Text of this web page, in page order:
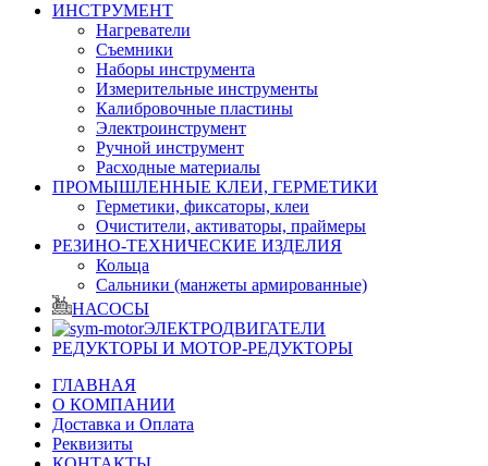
ИНСТРУМЕНТ
Нагреватели
Съемники
Наборы инструмента
Измерительные инструменты
Калибровочные пластины
Электроинструмент
Ручной инструмент
Расходные материалы
ПРОМЫШЛЕННЫЕ КЛЕИ, ГЕРМЕТИКИ
Герметики, фиксаторы, клеи
Очистители, активаторы, праймеры
РЕЗИНО-ТЕХНИЧЕСКИЕ ИЗДЕЛИЯ
Кольца
Сальники (манжеты армированные)
НАСОСЫ
ЭЛЕКТРОДВИГАТЕЛИ
РЕДУКТОРЫ И МОТОР-РЕДУКТОРЫ
ГЛАВНАЯ
О КОМПАНИИ
Доставка и Оплата
Реквизиты